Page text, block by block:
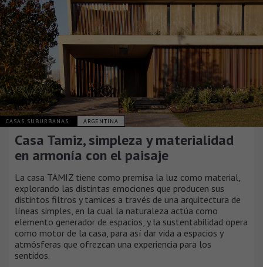
CASAS SUBURBANAS ARGENTINA
Casa Tamiz, simpleza y materialidad
en armonía con el paisaje
La casa TAMIZ tiene como premisa la luz como material,
explorando las distintas emociones que producen sus
distintos filtros y tamices a través de una arquitectura de
líneas simples, en la cual la naturaleza actúa como
elemento generador de espacios, y la sustentabilidad opera
como motor de la casa, para así dar vida a espacios y
atmósferas que ofrezcan una experiencia para los
sentidos.